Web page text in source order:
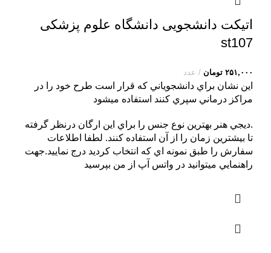
اتیکت دانشجویی دانشگاه علوم پزشکی
st107
۲۵۱,۰۰۰ تومان عدد
اين نشان براي دانشجوياني که قرار است طرح خود را در
مراکز درماني سپري کنند استفاده ميشود
.ديجي هنر بهترين نوع جنس را براي اين ارگان درنظر گرفته
تا بيشترين زمان را از آن استفاده کنند. لطفا اطلاعات
سفارش را طبق نمونه اي که انتخاب کرديد درج نماييد.جهت
راهنمايي ميتوانيد در واتس آپ از من بپرسيد